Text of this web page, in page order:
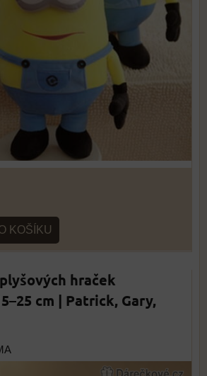
KOŠÍKU
hraček
cm | Patrick, Gary,